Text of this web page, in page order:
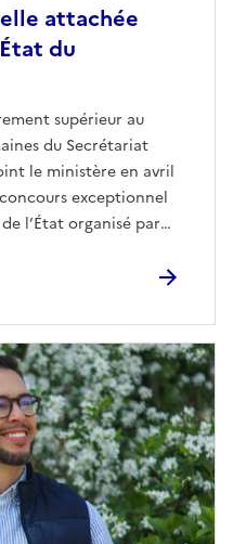
attachée
du
supérieur au
du Secrétariat
le ministère en avril
exceptionnel
l’État organisé par
officiellement titulaire,